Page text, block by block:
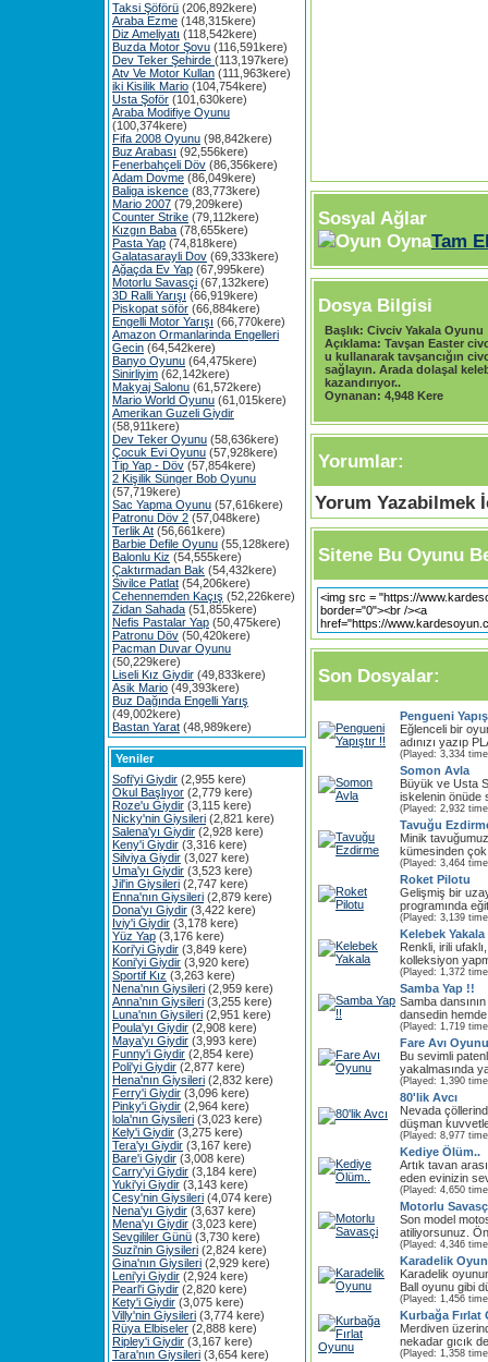
Taksi Şöförü (206,892kere)
Araba Ezme (148,315kere)
Diz Ameliyatı (118,542kere)
Buzda Motor Şovu (116,591kere)
Dev Teker Şehirde (113,197kere)
Atv Ve Motor Kullan (111,963kere)
iki Kisilik Mario (104,754kere)
Usta Şoför (101,630kere)
Araba Modifiye Oyunu
(100,374kere)
Fifa 2008 Oyunu (98,842kere)
Buz Arabası (92,556kere)
Fenerbahçeli Döv (86,356kere)
Adam Dovme (86,049kere)
Baliga iskence (83,773kere)
Mario 2007 (79,209kere)
Counter Strike (79,112kere)
Kızgın Baba (78,655kere)
Pasta Yap (74,818kere)
Galatasarayli Dov (69,333kere)
Ağaçda Ev Yap (67,995kere)
Motorlu Savasçi (67,132kere)
3D Ralli Yarışı (66,919kere)
Piskopat söför (66,884kere)
Engelli Motor Yarışı (66,770kere)
Amazon Ormanlarinda Engelleri
Gecin (64,542kere)
Banyo Oyunu (64,475kere)
Sinirliyim (62,142kere)
Makyaj Salonu (61,572kere)
Mario World Oyunu (61,015kere)
Amerikan Guzeli Giydir
(58,911kere)
Dev Teker Oyunu (58,636kere)
Çocuk Evi Oyunu (57,928kere)
Tip Yap - Döv (57,854kere)
2 Kişilik Sünger Bob Oyunu
(57,719kere)
Sac Yapma Oyunu (57,616kere)
Patronu Döv 2 (57,048kere)
Terlik At (56,661kere)
Barbie Defile Oyunu (55,128kere)
Balonlu Kiz (54,555kere)
Çaktırmadan Bak (54,432kere)
Sivilce Patlat (54,206kere)
Cehennemden Kaçış (52,226kere)
Zidan Sahada (51,855kere)
Nefis Pastalar Yap (50,475kere)
Patronu Döv (50,420kere)
Pacman Duvar Oyunu
(50,229kere)
Liseli Kız Giydir (49,833kere)
Asik Mario (49,393kere)
Buz Dağında Engelli Yarış
(49,002kere)
Bastan Yarat (48,989kere)
Yeniler
Sofi'yi Giydir (2,955 kere)
Okul Başlıyor (2,779 kere)
Roze'u Giydir (3,115 kere)
Nicky'nin Giysileri (2,821 kere)
Salena'yı Giydir (2,928 kere)
Keny'i Giydir (3,316 kere)
Silviya Giydir (3,027 kere)
Uma'yı Giydir (3,523 kere)
Jil'in Giysileri (2,747 kere)
Enna'nın Giysileri (2,879 kere)
Dona'yı Giydir (3,422 kere)
Iviy'i Giydir (3,178 kere)
Yüz Yap (3,176 kere)
Kori'yi Giydir (3,849 kere)
Koni'yi Giydir (3,920 kere)
Sportif Kız (3,263 kere)
Nena'nın Giysileri (2,959 kere)
Anna'nın Giysileri (3,255 kere)
Luna'nın Giysileri (2,951 kere)
Poula'yı Giydir (2,908 kere)
Maya'yı Giydir (3,993 kere)
Funny'i Giydir (2,854 kere)
Poli'yi Giydir (2,877 kere)
Hena'nın Giysileri (2,832 kere)
Ferry'i Giydir (3,096 kere)
Pinky'i Giydir (2,964 kere)
lola'nın Giysileri (3,023 kere)
Kely'i Giydir (3,275 kere)
Tera'yı Giydir (3,167 kere)
Bare'i Giydir (3,008 kere)
Carry'yi Giydir (3,184 kere)
Yuki'yi Giydir (3,143 kere)
Cesy'nin Giysileri (4,074 kere)
Nena'yı Giydir (3,637 kere)
Mena'yı Giydir (3,023 kere)
Sevgililer Günü (3,730 kere)
Suzi'nin Giysileri (2,824 kere)
Gina'nın Giysileri (2,929 kere)
Leni'yi Giydir (2,924 kere)
Pearl'i Giydir (2,820 kere)
Kety'i Giydir (3,075 kere)
Villy'nin Giysileri (3,774 kere)
Rüya Elbiseler (2,888 kere)
Ripley'i Giydir (3,167 kere)
Tara'nın Giysileri (3,654 kere)
Sosyal Ağlar
Tam
Dosya Bilgisi
Başlık: Civciv Yakala Oyunu
Açıklama: Tavşan Easter
u kullanarak tavşancığın
sağlayın. Arada dolaşal
kazandırıyor..
Oynanan: 4,948 Kere
Yorumlar:
Yorum Yazabilmek
Sitene Bu Oyunu
Son Dosyalar:
Pengueni
Eğlenceli bir
adınızı yazıp
(Played: 3,334
Somon Avla
Büyük ve Usta
iskelenin önüde
(Played: 2,932
Tavuğu
Minik
kümesinden
(Played: 3,464
Roket Pilotu
Gelişmiş bir
programında
(Played: 3,139
Kelebek Yakala
Renkli, irili
kolleksiyon
(Played: 1,372
Samba Yap !!
Samba
dansedin
(Played: 1,719
Fare Avı Oyunu
Bu sevimli
yakalmasında
(Played: 1,390
80'lik Avcı
Nevada
düşman
(Played: 8,977
Kediye Ölüm..
Artık tavan
eden evinizin
(Played: 4,650
Motorlu
Son model
atiliyorsunuz.
(Played: 4,346
Karadelik
Karadelik
Ball oyunu gibi
(Played: 1,456
Kurbağa Fırlat
Merdiven
nekadar gıcık
(Played: 1,358